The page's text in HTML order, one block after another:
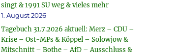
singt & 1991 SU weg & vieles mehr
1. August 2026
Tagebuch 31.7.2026 aktuell: Merz – CDU –
Krise – Ost-MPs & Köppel – Solowjow &
Mitschnitt – Bothe – AfD – Ausschluss &